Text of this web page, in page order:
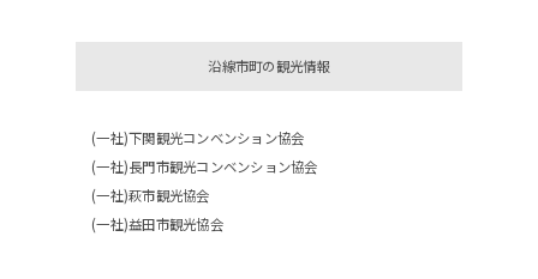
沿線市町の観光情報
(一社)下関観光コンベンション協会
(一社)長門市観光コンベンション協会
(一社)萩市観光協会
(一社)益田市観光協会